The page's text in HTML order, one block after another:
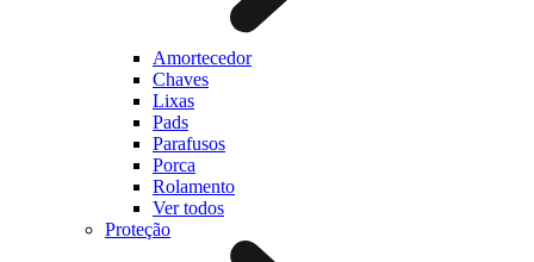
Amortecedor
Chaves
Lixas
Pads
Parafusos
Porca
Rolamento
Ver todos
Proteção